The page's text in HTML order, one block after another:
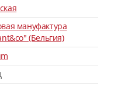
мануфактура
(Бельгия)